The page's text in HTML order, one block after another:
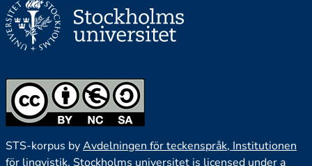
STS-korpus byAvdelningen för teckenspråk, Institutionen
för lingvistik, Stockholms universitet is licensed under a